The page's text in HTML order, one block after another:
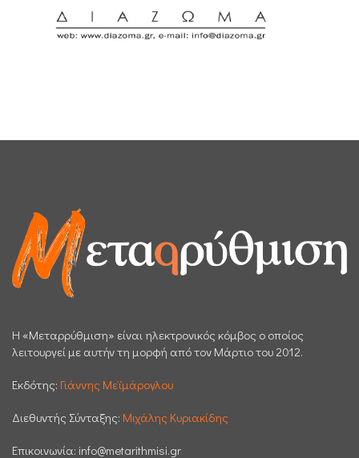
H «Μεταρρύθμιση» είναι ηλεκτρονικός κόμβος ο οποίος
λειτουργεί με αυτήν τη μορφή από τον Μάρτιο του 2012.
Εκδότης: Γιάννης Μεϊμάρογλου
Διεθυντής Σύνταξης: Μιχάλης Κυριακίδης
Επικοινωνία: info@metarithmisi.gr